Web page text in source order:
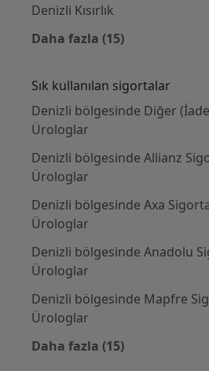
Denizli Kısırlık
Daha fazla (15)
Sık kullanılan sigortalar
Denizli bölgesinde Diğer
Ürologlar
Denizli bölgesinde Allianz
Ürologlar
Denizli bölgesinde Axa
Ürologlar
Denizli bölgesinde Anadolu
Ürologlar
Denizli bölgesinde Mapfre
Ürologlar
Daha fazla (15)